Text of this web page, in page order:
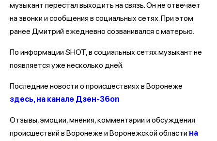
музыкант перестал выходить на связь. Он не отвечает
на звонки и сообщения в социальных сетях. При этом
ранее Дмитрий ежедневно созванивался с матерью.
По информации SHOT, в социальных сетях музыкант не
появляется уже несколько дней.
Последние новости о происшествиях в Воронеже
здесь, на канале Дзен-36on
Отзывы, эмоции, мнения, комментарии и обсуждения
происшествий в Воронеже и Воронежской области на